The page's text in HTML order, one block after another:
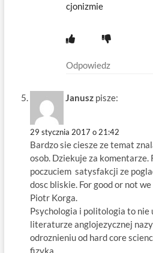
cjonizmie
Odpowiedz
Janusz pisze:
29 stycznia 2017 o 21:42
Bardzo sie ciesze ze temat
osob. Dziekuje za komentarze.
poczuciem satysfakcji ze
dosc bliskie. For good or not
Piotr Korga.
Psychologia i politologia to nie
literaturze anglojezycznej
odroznieniu od hard core
fizyka.